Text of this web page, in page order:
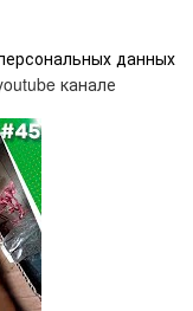
данных
канале